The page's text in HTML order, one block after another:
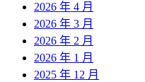
2026 年 4 月
2026 年 3 月
2026 年 2 月
2026 年 1 月
2025 年 12 月